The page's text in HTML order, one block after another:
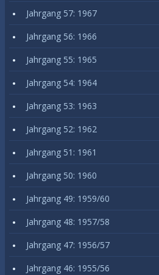
Jahrgang 57: 1967
Jahrgang 56: 1966
Jahrgang 55: 1965
Jahrgang 54: 1964
Jahrgang 53: 1963
Jahrgang 52: 1962
Jahrgang 51: 1961
Jahrgang 50: 1960
Jahrgang 49: 1959/60
Jahrgang 48: 1957/58
Jahrgang 47: 1956/57
Jahrgang 46: 1955/56